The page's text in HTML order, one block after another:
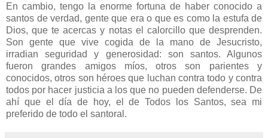
En cambio, tengo la enorme fortuna de haber conocido a
santos de verdad, gente que era o que es como la estufa de
Dios, que te acercas y notas el calorcillo que desprenden.
Son gente que vive cogida de la mano de Jesucristo,
irradian seguridad y generosidad: son santos. Algunos
fueron grandes amigos míos, otros son parientes y
conocidos, otros son héroes que luchan contra todo y contra
todos por hacer justicia a los que no pueden defenderse. De
ahí que el día de hoy, el de Todos los Santos, sea mi
preferido de todo el santoral.